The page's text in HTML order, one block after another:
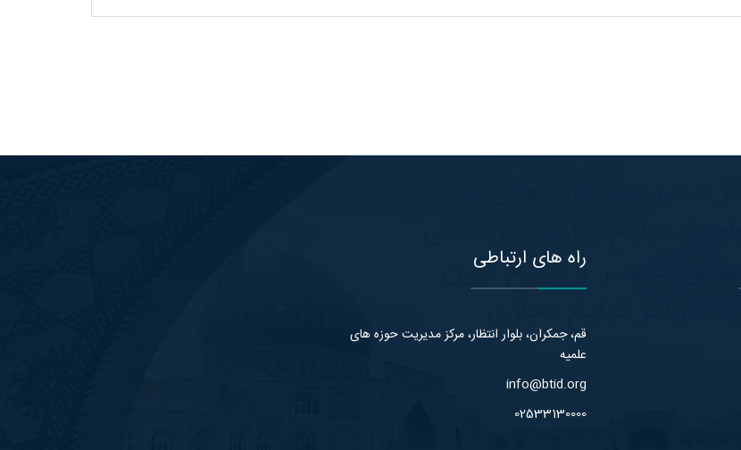
راه های ارتباطی
قم، جمکران، بلوار انتظار، مرکز مدیریت حوزه های
علمیه
info@btid.org
02533130000